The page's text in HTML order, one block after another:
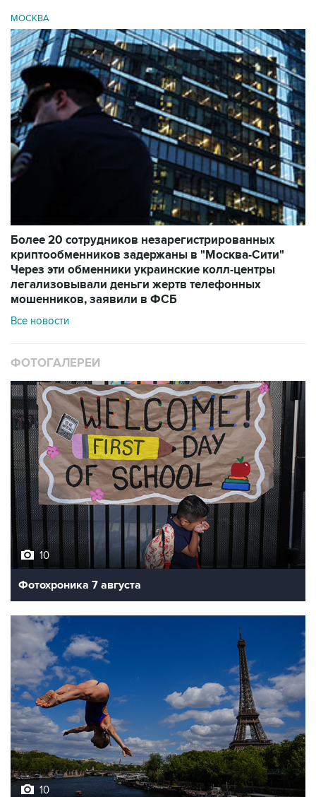
МОСКВА
Более 20 сотрудников незарегистрированных
криптообменников задержаны в "Москва-Сити"
Через эти обменники украинские колл-центры
легализовывали деньги жертв телефонных
мошенников, заявили в ФСБ
Все новости
ФОТОГАЛЕРЕИ
10
Фотохроника 7 августа
10